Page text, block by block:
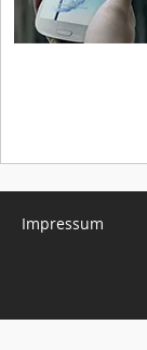
Impressum